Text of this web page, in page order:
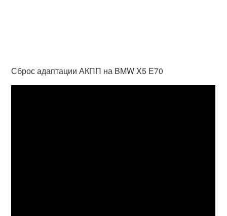
Сброс адаптации АКПП на BMW X5 E70